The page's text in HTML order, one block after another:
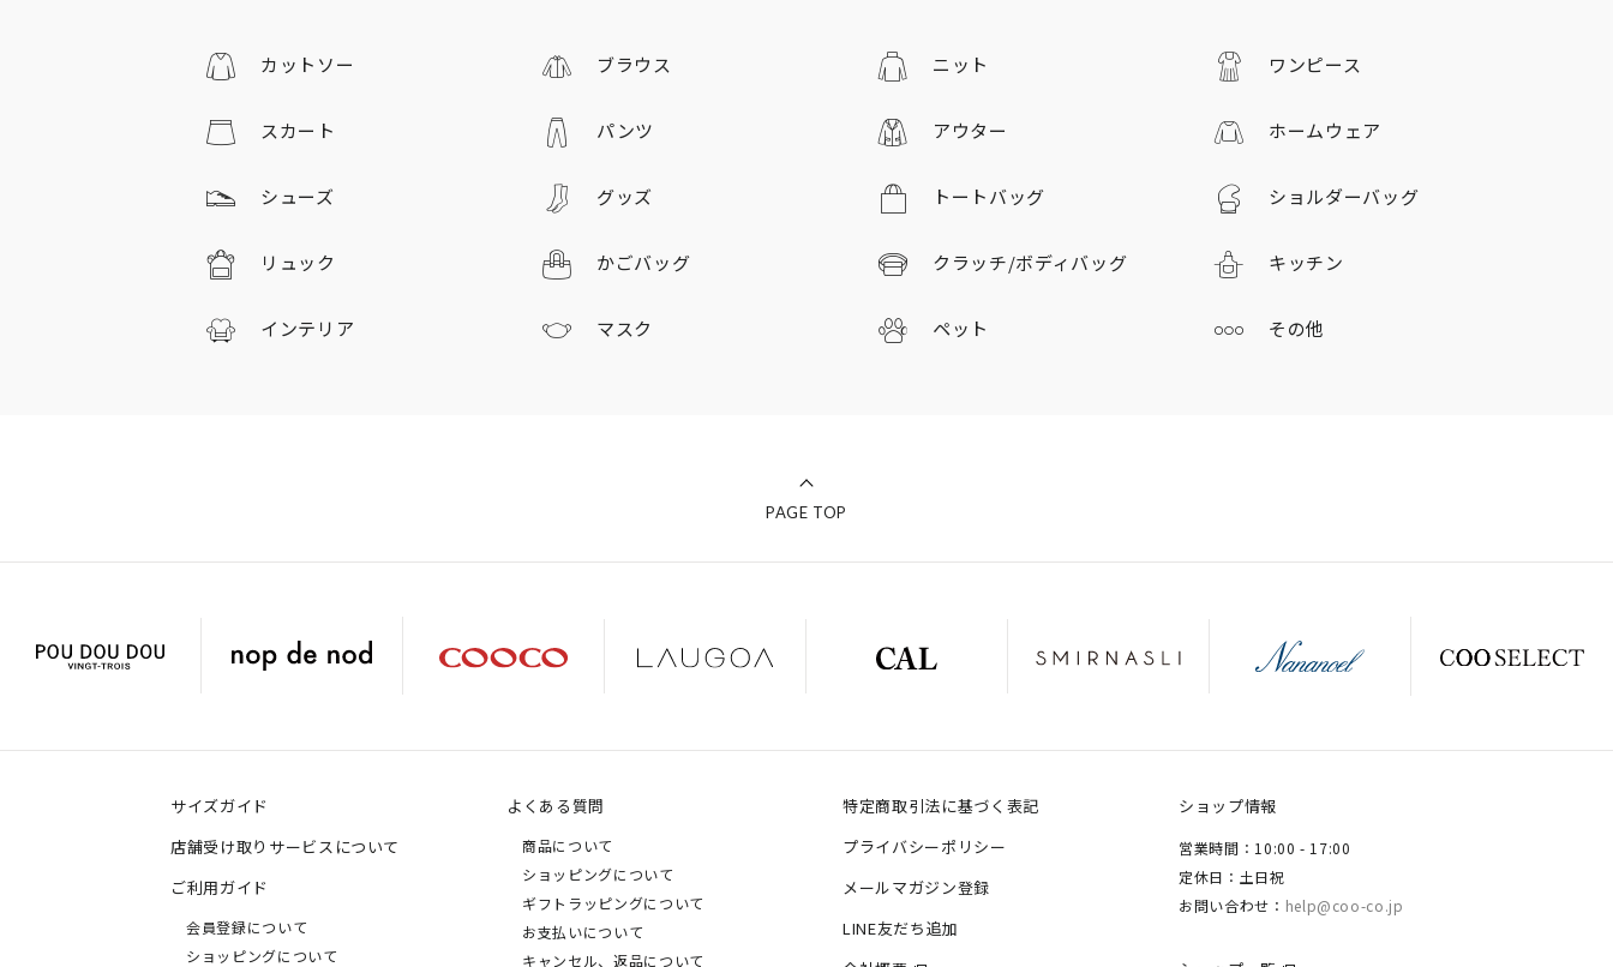
カットソー ブラウス ニット ワンピース
スカート パンツ アウター ホームウェア
シューズ グッズ トートバッグ ショルダーバッグ
リュック かごバッグ クラッチ/ボディバッグ キッチン
インテリア マスク ペット その他
PAGE TOP
サイズガイド
店舗受け取りサービスについて
ご利用ガイド
会員登録について
ショッピングについて
よくある質問
商品について
ショッピングについて
ギフトラッピングについて
お支払いについて
キャンセル、返品について
特定商取引法に基づく表記
プライバシーポリシー
メールマガジン登録
LINE友だち追加
ショップ情報
営業時間：10:00 - 17:00
定休日：土日祝
お問い合わせ： help@coo-co.jp